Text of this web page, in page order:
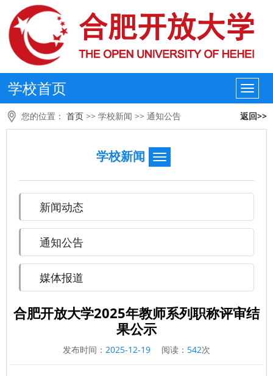
学校首页
您的位置： 首页 >> 学校新闻 >> 通知公告 返回>>
学校新闻
新闻动态
通知公告
媒体报道
合肥开放大学2025年教师系列职称评审结
果公示
发布时间： 2025-12-19 阅读： 542次